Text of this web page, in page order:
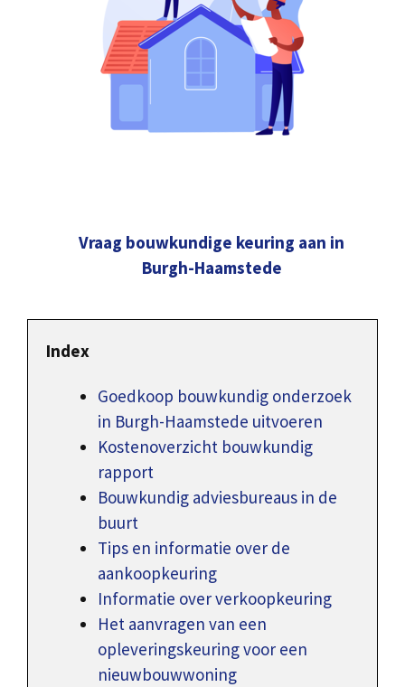
Vraag bouwkundige keuring aan in
Burgh-Haamstede
Index
Goedkoop bouwkundig onderzoek
in Burgh-Haamstede uitvoeren
Kostenoverzicht bouwkundig
rapport
Bouwkundig adviesbureaus in de
buurt
Tips en informatie over de
aankoopkeuring
Informatie over verkoopkeuring
Het aanvragen van een
opleveringskeuring voor een
nieuwbouwwoning